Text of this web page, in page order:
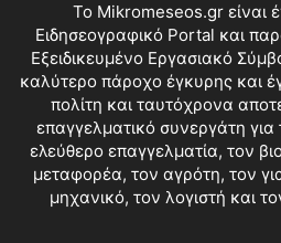
Το Mikromeseos.gr είναι
Ειδησεογραφικό Portal και
Εξειδικευμένο Εργασιακό
καλύτερο πάροχο έγκυρης και
πολίτη και ταυτόχρονα
επαγγελματικό συνεργάτη για
ελεύθερο επαγγελματία, τον
μεταφορέα, τον αγρότη, τον
μηχανικό, τον λογιστή και